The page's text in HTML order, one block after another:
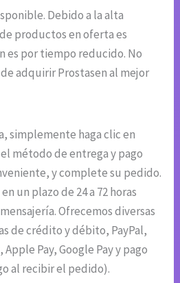
Debido a la alta
productos en oferta es
es por tiempo reducido. No
adquirir Prostasen al mejor
simplemente haga clic en
método de entrega y pago
y complete su pedido.
un plazo de 24 a 72 horas
Ofrecemos diversas
de crédito y débito, PayPal,
Pay, Google Pay y pago
al recibir el pedido).